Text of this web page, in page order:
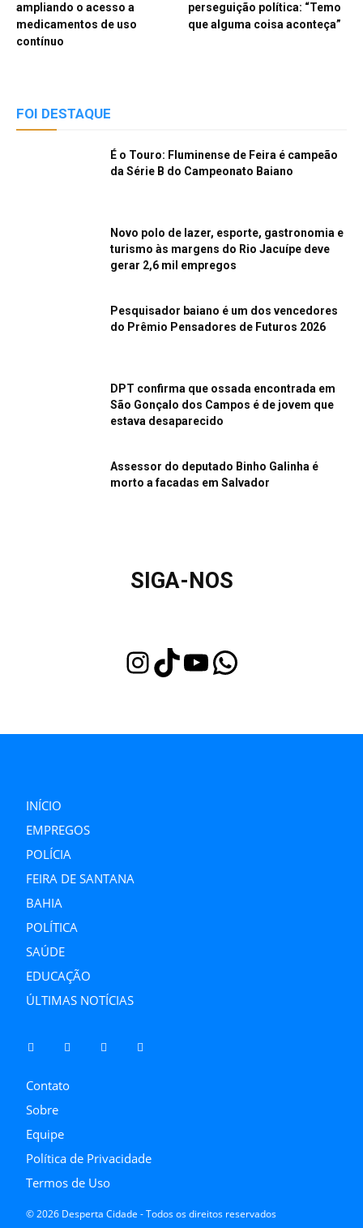
ampliando o acesso a
medicamentos de uso
contínuo
perseguição política: “Temo
que alguma coisa aconteça”
FOI DESTAQUE
É o Touro: Fluminense de Feira é campeão
da Série B do Campeonato Baiano
Novo polo de lazer, esporte, gastronomia e
turismo às margens do Rio Jacuípe deve
gerar 2,6 mil empregos
Pesquisador baiano é um dos vencedores
do Prêmio Pensadores de Futuros 2026
DPT confirma que ossada encontrada em
São Gonçalo dos Campos é de jovem que
estava desaparecido
Assessor do deputado Binho Galinha é
morto a facadas em Salvador
SIGA-NOS
InstagramTikTok Youtube WhatsApp
INÍCIO
EMPREGOS
POLÍCIA
FEIRA DE SANTANA
BAHIA
POLÍTICA
SAÚDE
EDUCAÇÃO
ÚLTIMAS NOTÍCIAS
Contato
Sobre
Equipe
Política de Privacidade
Termos de Uso
© 2026 Desperta Cidade - Todos os direitos reservados